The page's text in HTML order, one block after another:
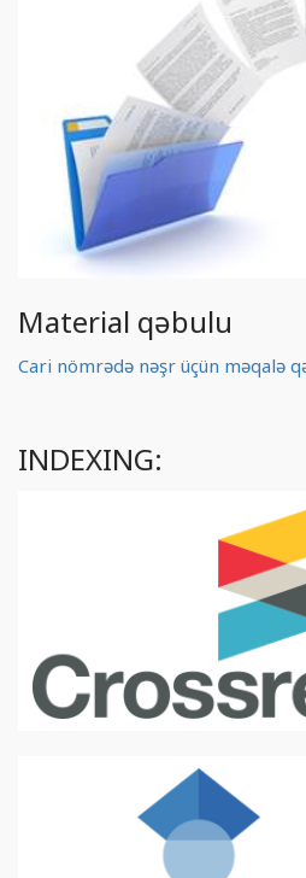
Material qəbulu
Cari nömrədə nəşr üçün məqalə
INDEXING: